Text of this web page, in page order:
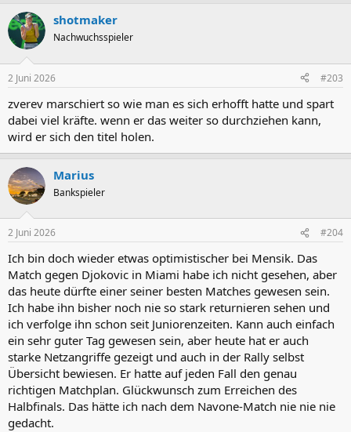
shotmaker
Nachwuchsspieler
2 Juni 2026 #203
zverev marschiert so wie man es sich erhofft hatte und spart
dabei viel kräfte. wenn er das weiter so durchziehen kann,
wird er sich den titel holen.
Marius
Bankspieler
2 Juni 2026 #204
Ich bin doch wieder etwas optimistischer bei Mensik. Das
Match gegen Djokovic in Miami habe ich nicht gesehen, aber
das heute dürfte einer seiner besten Matches gewesen sein.
Ich habe ihn bisher noch nie so stark returnieren sehen und
ich verfolge ihn schon seit Juniorenzeiten. Kann auch einfach
ein sehr guter Tag gewesen sein, aber heute hat er auch
starke Netzangriffe gezeigt und auch in der Rally selbst
Übersicht bewiesen. Er hatte auf jeden Fall den genau
richtigen Matchplan. Glückwunsch zum Erreichen des
Halbfinals. Das hätte ich nach dem Navone-Match nie nie nie
gedacht.